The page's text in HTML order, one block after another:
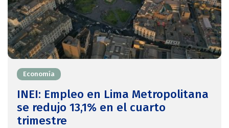
Economía
INEI: Empleo en Lima Metropolitana
se redujo 13,1% en el cuarto
trimestre